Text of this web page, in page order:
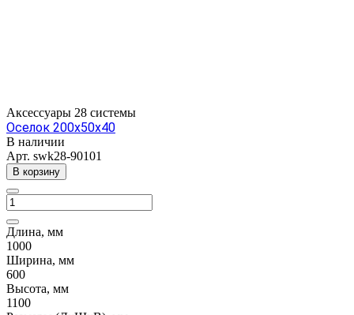
Аксессуары 28 системы
Оселок 200x50x40
В наличии
Арт. swk28-90101
В корзину
Длина, мм
1000
Ширина, мм
600
Высота, мм
1100